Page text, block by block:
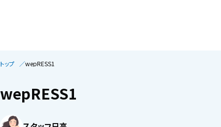
トップ wepRESS1
wepRESS1